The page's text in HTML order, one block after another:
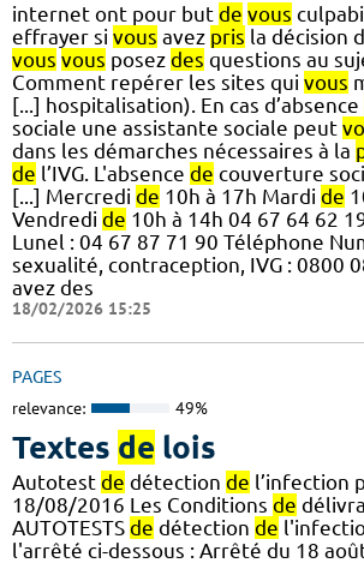
internet ont pour but de vous
effrayer si vous avez pris la décision
vous vous posez des questions au
Comment repérer les sites qui vous
[...] hospitalisation). En cas d’absence
sociale une assistante sociale peut
dans les démarches nécessaires à la
de l’IVG. L'absence de couverture
[...] Mercredi de 10h à 17h Mardi de
Vendredi de 10h à 14h 04 67 64 62
Lunel : 04 67 87 71 90 Téléphone
sexualité, contraception, IVG : 0800
avez des
18/02/2026 15:25
PAGES
relevance: 49%
Textes de lois
Autotest de détection de l’infection
18/08/2016 Les Conditions de
AUTOTESTS de détection de
l'arrêté ci-dessous : Arrêté du 18